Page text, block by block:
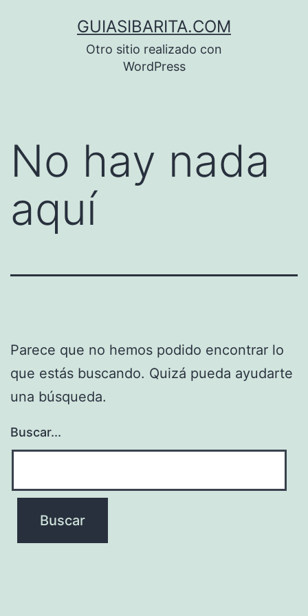
GUIASIBARITA.COM
Otro sitio realizado con
WordPress
No hay nada
aquí
Parece que no hemos podido encontrar lo
que estás buscando. Quizá pueda ayudarte
una búsqueda.
Buscar...